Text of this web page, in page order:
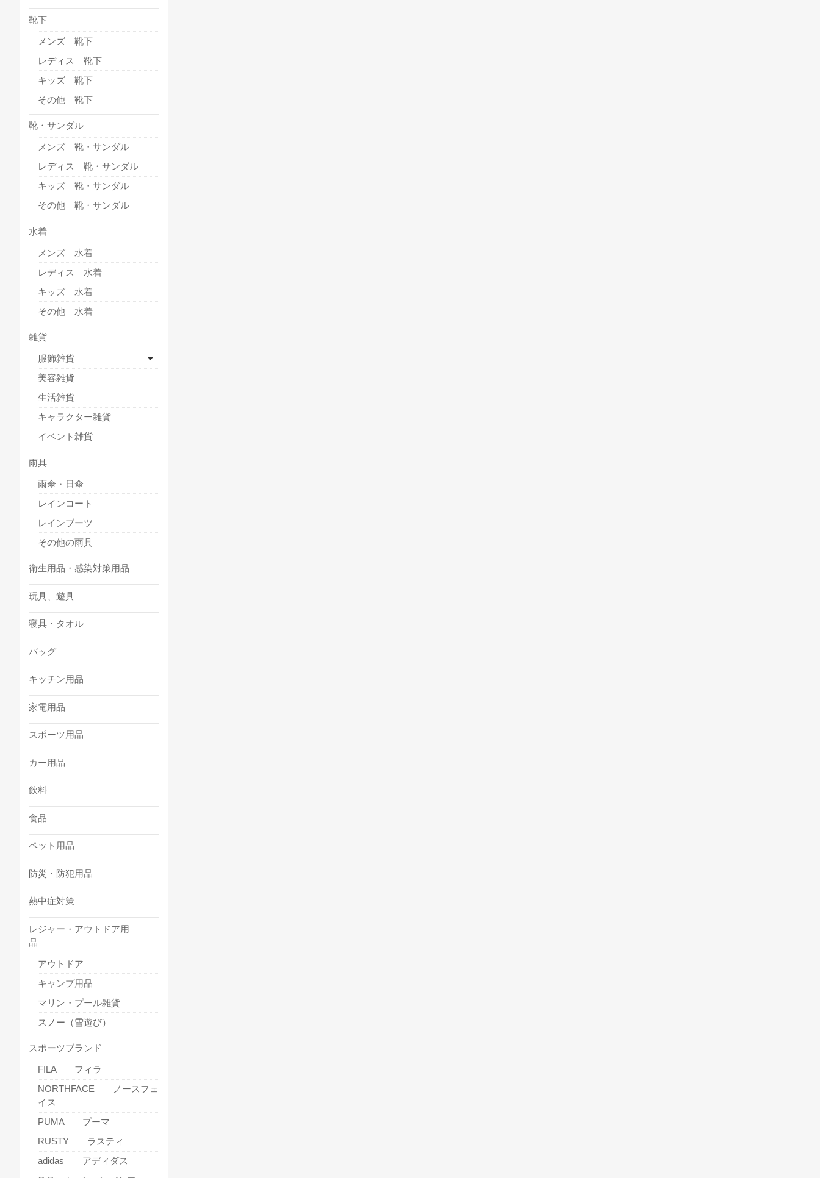
靴下
メンズ 靴下
レディス 靴下
キッズ 靴下
その他 靴下
靴・サンダル
メンズ 靴・サンダル
レディス 靴・サンダル
キッズ 靴・サンダル
その他 靴・サンダル
水着
メンズ 水着
レディス 水着
キッズ 水着
その他 水着
雑貨
服飾雑貨
美容雑貨
生活雑貨
キャラクター雑貨
イベント雑貨
雨具
雨傘・日傘
レインコート
レインブーツ
その他の雨具
衛生用品・感染対策用品
玩具、遊具
寝具・タオル
バッグ
キッチン用品
家電用品
スポーツ用品
カー用品
飲料
食品
ペット用品
防災・防犯用品
熱中症対策
レジャー・アウトドア用
品
アウトドア
キャンプ用品
マリン・プール雑貨
スノー（雪遊び）
スポーツブランド
FILA フィラ
NORTHFACE ノースフェ
イス
PUMA プーマ
RUSTY ラスティ
adidas アディダス